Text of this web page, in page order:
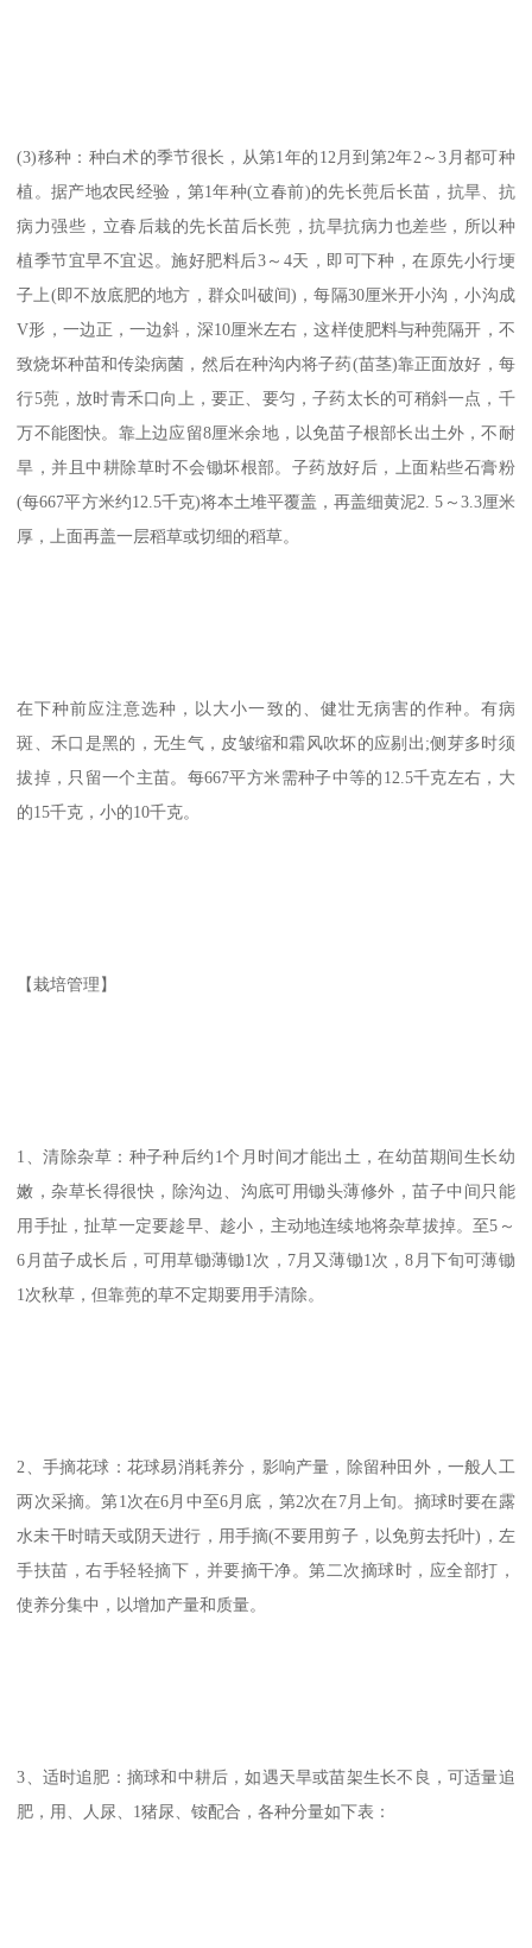
(3)移种：种白术的季节很长，从第1年的12月到第2年2～3月都可种
植。据产地农民经验，第1年种(立春前)的先长蔸后长苗，抗旱、抗
病力强些，立春后栽的先长苗后长蔸，抗旱抗病力也差些，所以种
植季节宜早不宜迟。施好肥料后3～4天，即可下种，在原先小行埂
子上(即不放底肥的地方，群众叫破间)，每隔30厘米开小沟，小沟成
V形，一边正，一边斜，深10厘米左右，这样使肥料与种蔸隔开，不
致烧坏种苗和传染病菌，然后在种沟内将子药(苗茎)靠正面放好，每
行5蔸，放时青禾口向上，要正、要匀，子药太长的可稍斜一点，千
万不能图快。靠上边应留8厘米余地，以免苗子根部长出土外，不耐
旱，并且中耕除草时不会锄坏根部。子药放好后，上面粘些石膏粉
(每667平方米约12.5千克)将本土堆平覆盖，再盖细黄泥2. 5～3.3厘米
厚，上面再盖一层稻草或切细的稻草。
在下种前应注意选种，以大小一致的、健壮无病害的作种。有病
斑、禾口是黑的，无生气，皮皱缩和霜风吹坏的应剔出;侧芽多时须
拔掉，只留一个主苗。每667平方米需种子中等的12.5千克左右，大
的15千克，小的10千克。
【栽培管理】
1、清除杂草：种子种后约1个月时间才能出土，在幼苗期间生长幼
嫩，杂草长得很快，除沟边、沟底可用锄头薄修外，苗子中间只能
用手扯，扯草一定要趁早、趁小，主动地连续地将杂草拔掉。至5～
6月苗子成长后，可用草锄薄锄1次，7月又薄锄1次，8月下旬可薄锄
1次秋草，但靠蔸的草不定期要用手清除。
2、手摘花球：花球易消耗养分，影响产量，除留种田外，一般人工
两次采摘。第1次在6月中至6月底，第2次在7月上旬。摘球时要在露
水未干时晴天或阴天进行，用手摘(不要用剪子，以免剪去托叶)，左
手扶苗，右手轻轻摘下，并要摘干净。第二次摘球时，应全部打，
使养分集中，以增加产量和质量。
3、适时追肥：摘球和中耕后，如遇天旱或苗架生长不良，可适量追
肥，用、人尿、1猪尿、铵配合，各种分量如下表：